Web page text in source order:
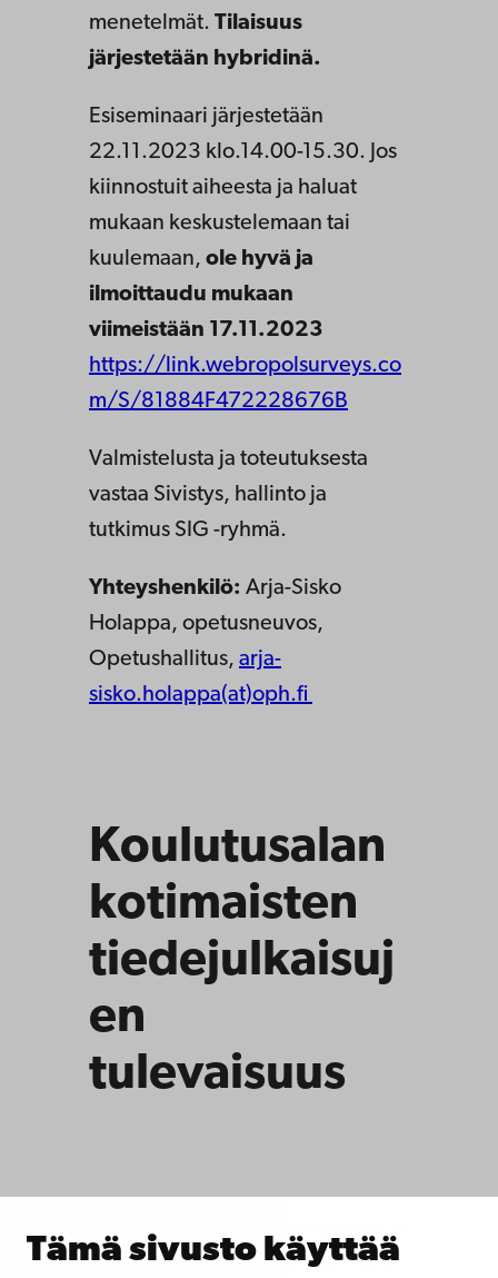
Tämä sivusto käyttää
menetelmät. Tilaisuus
järjestetään hybridinä.
Esiseminaari järjestetään
22.11.2023 klo.14.00-15.30. Jos
kiinnostuit aiheesta ja haluat
mukaan keskustelemaan tai
kuulemaan, ole hyvä ja
ilmoittaudu mukaan
viimeistään 17.11.2023
https://link.webropolsurveys.co
m/S/81884F472228676B
Valmistelusta ja toteutuksesta
vastaa Sivistys, hallinto ja
tutkimus SIG -ryhmä.
Yhteyshenkilö: Arja-Sisko
Holappa, opetusneuvos,
Opetushallitus, arja-
sisko.holappa(at)oph.fi
Koulutusalan
kotimaisten
tiedejulkaisuj
en
tulevaisuus
Koulutuksen alan tutkimukseen ja
tuosta tutkimuksesta viestimiseen